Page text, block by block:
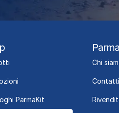
ParmaKit
Chi
Contatti